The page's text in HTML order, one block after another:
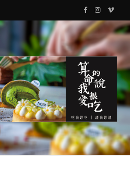
F
a
c
e
b
o
k
I
s
g
r
a
V
i